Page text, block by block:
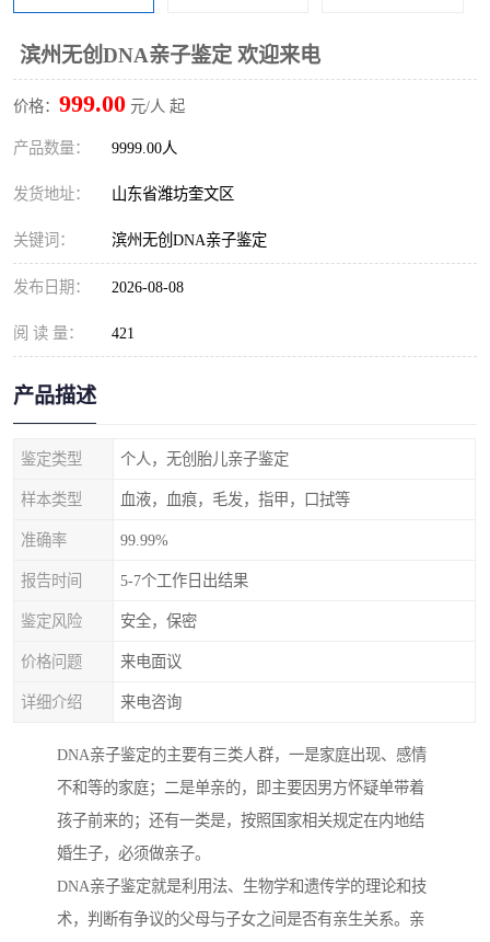
滨州无创DNA亲子鉴定 欢迎来电
价格： 999.00 元/人 起
产品数量： 9999.00人
发货地址： 山东省潍坊奎文区
关键词： 滨州无创DNA亲子鉴定
发布日期： 2026-08-08
阅 读 量： 421
产品描述
鉴定类型 个人，无创胎儿亲子鉴定
样本类型 血液，血痕，毛发，指甲，口拭等
准确率 99.99%
报告时间 5-7个工作日出结果
鉴定风险 安全，保密
价格问题 来电面议
详细介绍 来电咨询
DNA亲子鉴定的主要有三类人群，一是家庭出现、感情
不和等的家庭；二是单亲的，即主要因男方怀疑单带着
孩子前来的；还有一类是，按照国家相关规定在内地结
婚生子，必须做亲子。
DNA亲子鉴定就是利用法、生物学和遗传学的理论和技
术，判断有争议的父母与子女之间是否有亲生关系。亲